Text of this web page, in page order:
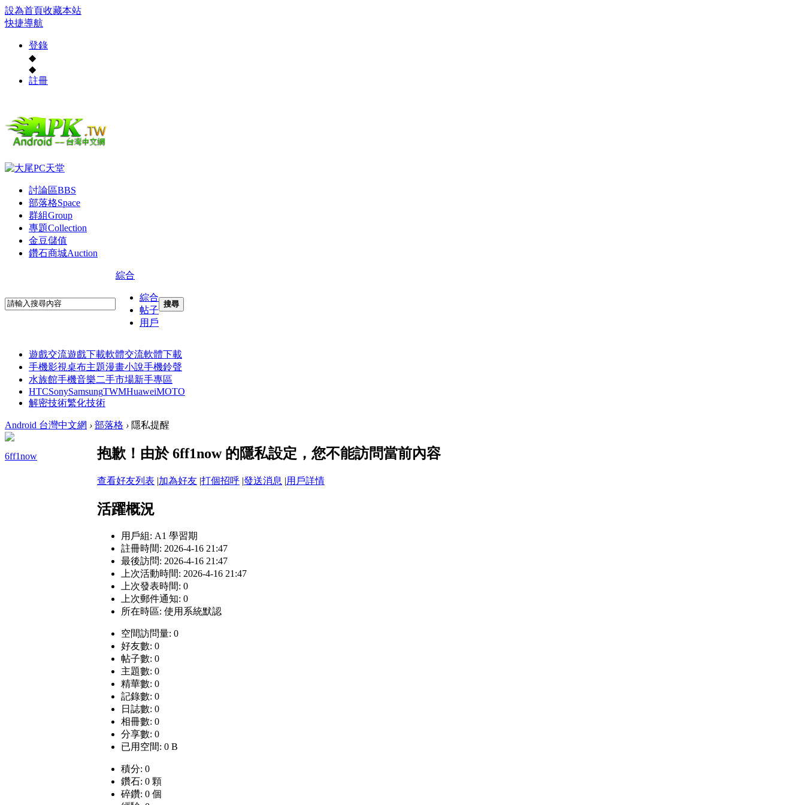
設為首頁收藏本站
快捷導航
登錄
◆
◆
註冊
討論區BBS
部落格Space
群組Group
專題Collection
金豆儲值
鑽石商城Auction
綜合
綜合
帖子
用戶
搜尋
遊戲交流遊戲下載軟體交流軟體下載
手機影視桌布主題漫畫小說手機鈴聲
水族館手機音樂二手市場新手專區
HTCSonySamsungTWMHuaweiMOTO
解密技術繁化技術
Android 台灣中文網 › 部落格 › 隱私提醒
6ff1now 抱歉！由於 6ff1now 的隱私設定，您不能訪問當前內容
查看好友列表 |加為好友 |打個招呼 |發送消息 |用戶詳情
活躍概況
用戶組: A1 學習期
註冊時間: 2026-4-16 21:47
最後訪問: 2026-4-16 21:47
上次活動時間: 2026-4-16 21:47
上次發表時間: 0
上次郵件通知: 0
所在時區: 使用系統默認
空間訪問量: 0
好友數: 0
帖子數: 0
主題數: 0
精華數: 0
記錄數: 0
日誌數: 0
相冊數: 0
分享數: 0
已用空間: 0 B
積分: 0
鑽石: 0 顆
碎鑽: 0 個